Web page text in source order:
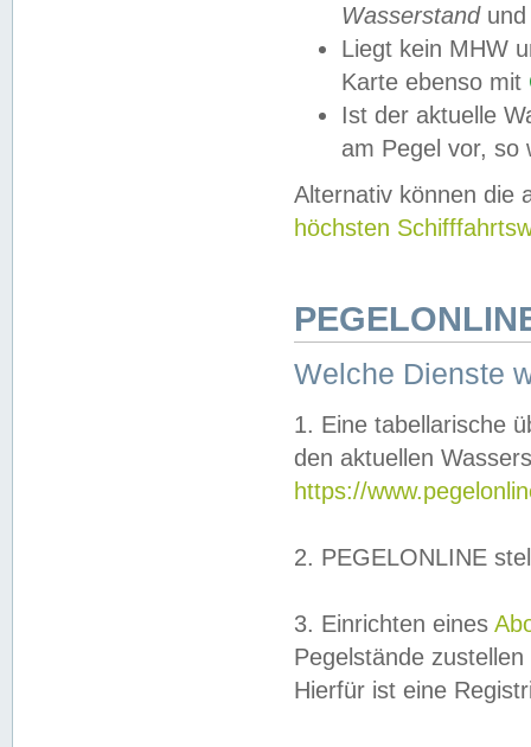
Wasserstandund
Liegt kein MHW
Karte ebenso mit
Ist der aktuelle
am Pegel vor,
Alternativ können die
höchsten
Welche Dienste
1. Eine tabellarische
den aktuellen
https://
2. PEGELONLINE
3. Einrichten eines
Pegelstände
Hierfür ist eine